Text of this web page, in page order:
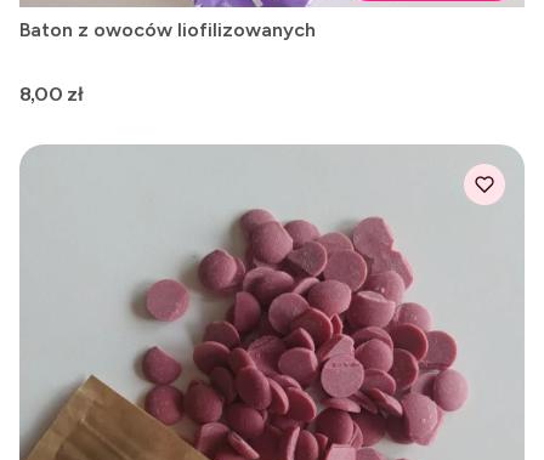
Baton z owoców liofilizowanych
Cena
8,00 zł